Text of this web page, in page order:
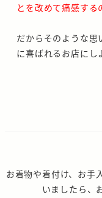
とを改めて痛感する
だからそのような思
に喜ばれるお店にし
お着物や着付け、お手
いましたら、